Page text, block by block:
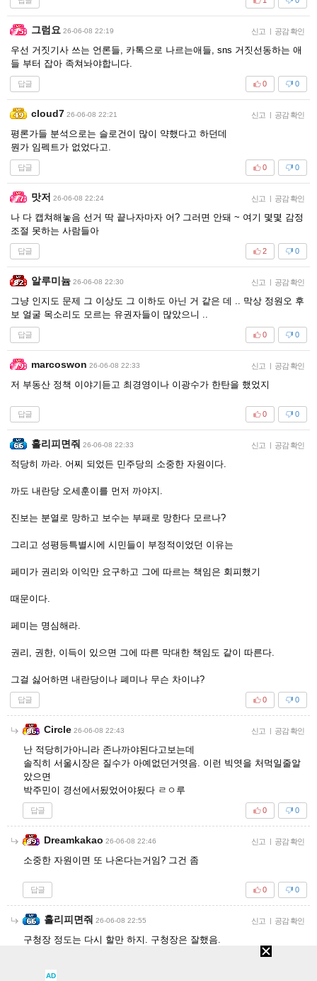
그럼요 26-06-08 22:19 신고 | 공감 확인
우선 거짓기사 쓰는 언론들, 카톡으로 나르는애들, sns 거짓선동하는 애
들 부터 잡아 족쳐놔야합니다.
답글 0
0
cloud7 26-06-08 22:21 신고 | 공감 확인
평론가들 분석으로는 슬로건이 많이 약했다고 하던데
뭔가 임펙트가 없었다고.
답글 0
0
맛저 26-06-08 22:24 신고 | 공감 확인
나 다 캡쳐해놓음 선거 딱 끝나자마자 어? 그러면 안돼 ~ 여기 몇몇 감정
조절 못하는 사람들아
답글 0
2
알루미늄 26-06-08 22:30 신고 | 공감 확인
그냥 인지도 문제 그 이상도 그 이하도 아닌 거 같은 데 .. 막상 정원오 후
보 얼굴 목소리도 모르는 유권자들이 많았으니 ..
답글 0
0
marcoswon 26-06-08 22:33 신고 | 공감 확인
저 부동산 정책 이야기듣고 최경영이나 이광수가 한탄을 했었지
답글 0
0
홀리피면줘 26-06-08 22:33 신고 | 공감 확인
적당히 까라. 어찌 되었든 민주당의 소중한 자원이다.
까도 내란당 오세훈이를 먼저 까야지.
진보는 분열로 망하고 보수는 부패로 망한다 모르나?
그리고 성평등특별시에 시민들이 부정적이었던 이유는
페미가 권리와 이익만 요구하고 그에 따르는 책임은 회피했기
때문이다.
페미는 명심해라.
권리, 권한, 이득이 있으면 그에 따른 막대한 책임도 같이 따른다.
그걸 싫어하면 내란당이나 폐미나 무슨 차이냐?
답글 0
0
Circle 26-06-08 22:43 신고 | 공감 확인
난 적당히가아니라 존나까야된다고보는데
솔직히 서울시장은 질수가 아예없던거엿음. 이런 빅엿을 처먹일줄알
았으면
박주민이 경선에서됬었어야됬다 ㄹㅇ루
답글 0
0
Dreamkakao 26-06-08 22:46 신고 | 공감 확인
소중한 자원이면 또 나온다는거임? 그건 좀
답글 0
0
홀리피면줘 26-06-08 22:55 신고 | 공감 확인
구청장 정도는 다시 할만 하지. 구청장은 잘했음.
AD